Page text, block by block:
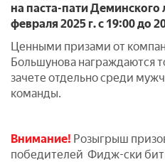
на паста-пати
февраля 2025 г. с 19:00 до
Ценными призами от
Большунова награждаются
зачете отдельно среди
команды.
Внимание! Розыгрыш
победителей Фидж-ски